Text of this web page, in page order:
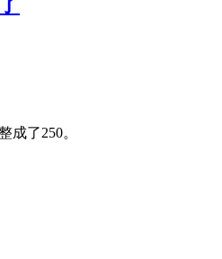
成了250。